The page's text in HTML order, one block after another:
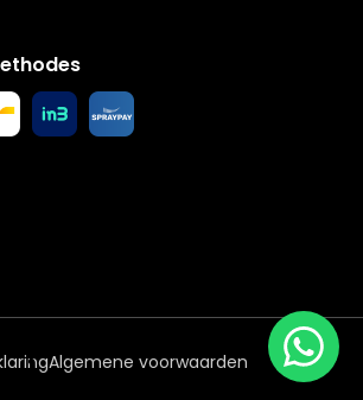
Algemene voorwaarden